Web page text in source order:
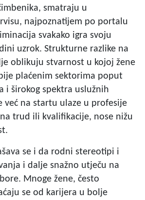
smatraju u
najpoznatijem po portalu
svakako igra svoju
uzrok. Strukturne razlike na
oblikuju stvarnost u kojoj žene
plaćenim sektorima poput
i širokog spektra uslužnih
već na startu ulaze u profesije
trud ili kvalifikacije, nose nižu
se i da rodni stereotipi i
i dalje snažno utječu na
Mnoge žene, često
se od karijera u bolje